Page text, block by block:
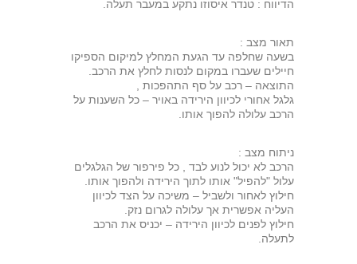
הדיווח : טנדר איסוזו נתקע במעבר תעלה.
תאור מצב :
בשעה שחלפה עד הגעת המחלץ למיקום הספיקו
חיילים שעברו במקום לנסות לחלץ את הרכב.
התוצאה – רכב על סף התהפכות ,
גלגל אחורי לכיוון הירידה באויר – כל השענות על
הרכב עלולה להפוך אותו.
ניתוח מצב :
הרכב לא יכול לנוע לבד , כל פירפור של הגלגלים
עלול "להפיל" אותו לתוך הירידה ולהפוך אותו.
חילוץ לאחור ולשביל – משיכה על הצד לכיוון
העליה אפשרית אך עלולה לגרום נזק.
חילוץ לפנים לכיוון הירידה – יכניס את הרכב
לתעלה.